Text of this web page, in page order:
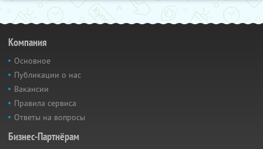
Компания
Основное
Публикации о нас
Вакансии
Правила сервиса
Ответы на вопросы
Бизнес-Партнёрам